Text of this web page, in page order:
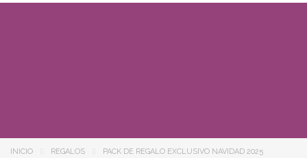
INICIO REGALOS PACK DE REGALO EXCLUSIVO NAVIDAD 2025